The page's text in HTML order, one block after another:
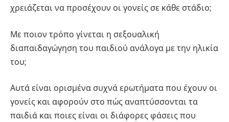
χρειάζεται να προσέχουν οι γονείς σε κάθε στάδιο;
Με ποιον τρόπο γίνεται η σεξουαλική
διαπαιδαγώγηση του παιδιού ανάλογα με την ηλικία
του;
Αυτά είναι ορισμένα συχνά ερωτήματα που έχουν οι
γονείς και αφορούν στο πώς αναπτύσσονται τα
παιδιά και ποιες είναι οι διάφορες φάσεις που